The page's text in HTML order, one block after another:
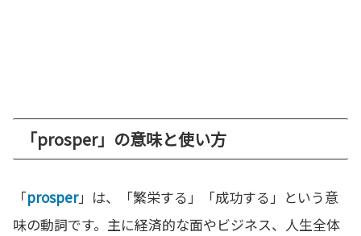
「prosper」の意味と使い方
「prosper」は、「繁栄する」「成功する」という意
味の動詞です。主に経済的な面やビジネス、人生全体